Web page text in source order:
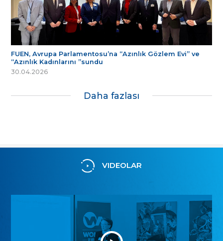
FUEN, Avrupa Parlamentosu’na “Azınlık Gözlem Evi” ve
“Azınlık Kadınlarını ”sundu
30.04.2026
Daha fazlası
VIDEOLAR